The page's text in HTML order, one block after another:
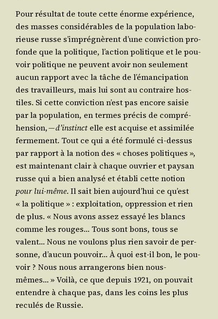
Pour résul­tat de toute cette énorme expé­rience,
des masses consi­dé­rables de la popu­la­tion labo­
rieuse russe s’imprégnèrent d’une convic­tion pro­
fonde que la poli­tique, l’action poli­tique et le pou­
voir poli­tique ne peuvent avoir non seule­ment
aucun rap­port avec la tâche de l’émancipation
des tra­vailleurs, mais lui sont au contraire hos­
tiles. Si cette convic­tion n’est pas encore sai­sie
par la popu­la­tion, en termes pré­cis de com­pré­
hen­sion, —d’instinct elle est acquise et assi­mi­lée
fer­me­ment. Tout ce qui a été for­mu­lé ci-des­sus
par rap­port à la notion des « choses poli­tiques »,
est main­te­nant clair à chaque ouvrier et pay­san
russe qui a bien ana­ly­sé et éta­bli cette notion
pour lui-même. Il sait bien aujourd’hui ce qu’est
« la poli­tique » : exploi­ta­tion, oppres­sion et rien
de plus. « Nous avons assez essayé les blancs
comme les rouges… Tous sont bons, tous se
valent… Nous ne vou­lons plus rien savoir de per­
sonne, d’aucun pou­voir… À quoi est-il bon, le pou­
voir ? Nous nous arran­ge­rons bien nous-
mêmes… » Voi­là, ce que depuis 1921, on pou­vait
entendre à chaque pas, dans les coins les plus
recu­lés de Russie.